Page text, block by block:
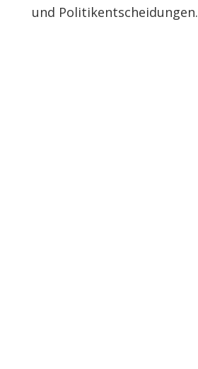
und Politikentscheidungen.